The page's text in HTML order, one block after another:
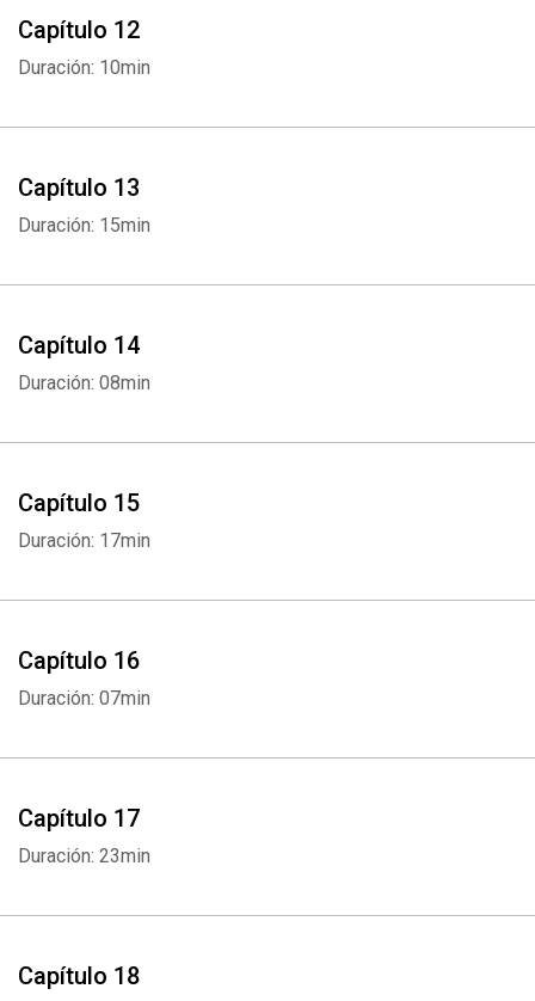
Capítulo 12
Duración: 10min
Capítulo 13
Duración: 15min
Capítulo 14
Duración: 08min
Capítulo 15
Duración: 17min
Capítulo 16
Duración: 07min
Capítulo 17
Duración: 23min
Capítulo 18